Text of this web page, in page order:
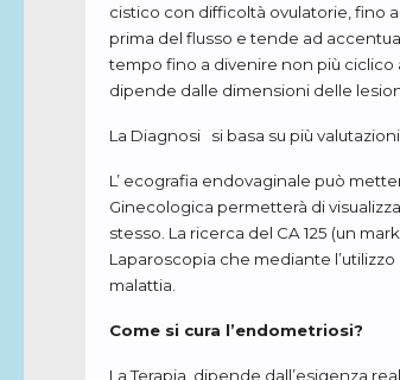
cistico con difficoltà ovulatorie, fino
prima del flusso e tende ad
tempo fino a divenire non più
dipende dalle dimensioni delle
La Diagnosi si basa su più
L’ ecografia endovaginale può
Ginecologica permetterà di
stesso. La ricerca del CA 125 (un
Laparoscopia che mediante
malattia.
Come si cura l’endometriosi?
La Terapia dipende dall’esigenza